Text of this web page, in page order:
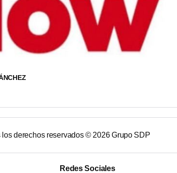
los derechos reservados © 2026Grupo SDP
Redes Sociales